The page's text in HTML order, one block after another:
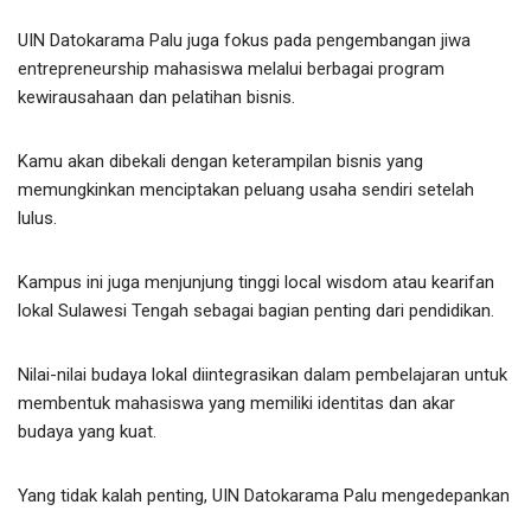
UIN Datokarama Palu juga fokus pada pengembangan jiwa
entrepreneurship mahasiswa melalui berbagai program
kewirausahaan dan pelatihan bisnis.
Kamu akan dibekali dengan keterampilan bisnis yang
memungkinkan menciptakan peluang usaha sendiri setelah
lulus.
Kampus ini juga menjunjung tinggi local wisdom atau kearifan
lokal Sulawesi Tengah sebagai bagian penting dari pendidikan.
Nilai-nilai budaya lokal diintegrasikan dalam pembelajaran untuk
membentuk mahasiswa yang memiliki identitas dan akar
budaya yang kuat.
Yang tidak kalah penting, UIN Datokarama Palu mengedepankan